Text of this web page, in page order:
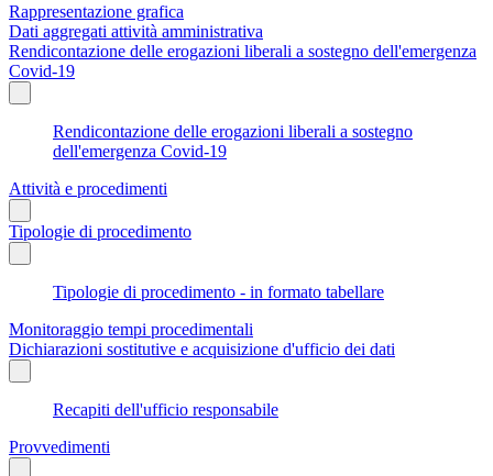
Rappresentazione grafica
Dati aggregati attività amministrativa
Rendicontazione delle erogazioni liberali a sostegno dell'emergenza
Covid-19
Rendicontazione delle erogazioni liberali a sostegno
dell'emergenza Covid-19
Attività e procedimenti
Tipologie di procedimento
Tipologie di procedimento - in formato tabellare
Monitoraggio tempi procedimentali
Dichiarazioni sostitutive e acquisizione d'ufficio dei dati
Recapiti dell'ufficio responsabile
Provvedimenti